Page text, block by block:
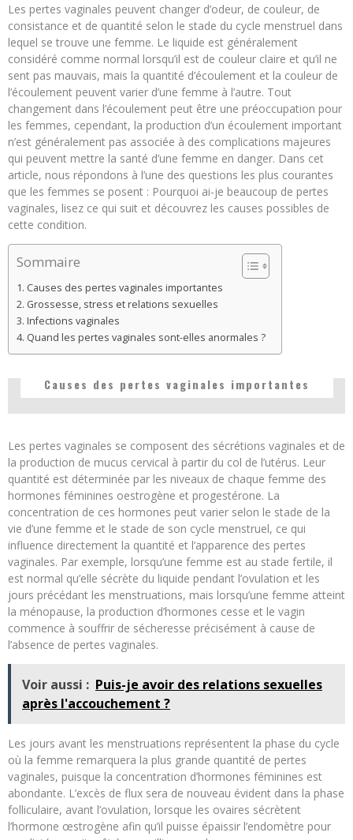
Les pertes vaginales peuvent changer d’odeur, de couleur, de
consistance et de quantité selon le stade du cycle menstruel dans
lequel se trouve une femme. Le liquide est généralement
considéré comme normal lorsqu’il est de couleur claire et qu’il ne
sent pas mauvais, mais la quantité d’écoulement et la couleur de
l’écoulement peuvent varier d’une femme à l’autre. Tout
changement dans l’écoulement peut être une préoccupation pour
les femmes, cependant, la production d’un écoulement important
n’est généralement pas associée à des complications majeures
qui peuvent mettre la santé d’une femme en danger. Dans cet
article, nous répondons à l’une des questions les plus courantes
que les femmes se posent : Pourquoi ai-je beaucoup de pertes
vaginales, lisez ce qui suit et découvrez les causes possibles de
cette condition.
Sommaire
Causes des pertes vaginales importantes
Grossesse, stress et relations sexuelles
Infections vaginales
Quand les pertes vaginales sont-elles anormales ?
Causes des pertes vaginales importantes
Les pertes vaginales se composent des sécrétions vaginales et de
la production de mucus cervical à partir du col de l’utérus. Leur
quantité est déterminée par les niveaux de chaque femme des
hormones féminines oestrogène et progestérone. La
concentration de ces hormones peut varier selon le stade de la
vie d’une femme et le stade de son cycle menstruel, ce qui
influence directement la quantité et l’apparence des pertes
vaginales. Par exemple, lorsqu’une femme est au stade fertile, il
est normal qu’elle sécrète du liquide pendant l’ovulation et les
jours précédant les menstruations, mais lorsqu’une femme atteint
la ménopause, la production d’hormones cesse et le vagin
commence à souffrir de sécheresse précisément à cause de
l’absence de pertes vaginales.
Voir aussi : Puis-je avoir des relations sexuelles
après l'accouchement ?
Les jours avant les menstruations représentent la phase du cycle
où la femme remarquera la plus grande quantité de pertes
vaginales, puisque la concentration d’hormones féminines est
abondante. L’excès de flux sera de nouveau évident dans la phase
folliculaire, avant l’ovulation, lorsque les ovaires sécrètent
l’hormone œstrogène afin qu’il puisse épaissir l’endomètre pour